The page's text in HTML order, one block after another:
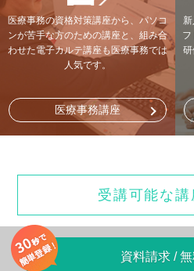
医療事務の資格対策講座から、パソコ
ンが苦手な方のための講座と、組み合
わせた電子カルテ講座も医療事務では
人気です。
医療事務講座
受講可能な講
資料請求 /